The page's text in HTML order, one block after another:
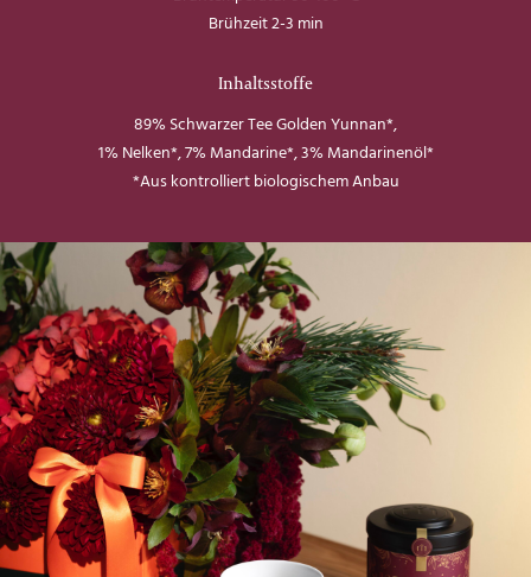
Brühzeit 2-3 min
Inhaltsstoffe
89% Schwarzer Tee Golden Yunnan*,
1% Nelken*, 7% Mandarine*, 3% Mandarinenöl*
*Aus kontrolliert biologischem Anbau